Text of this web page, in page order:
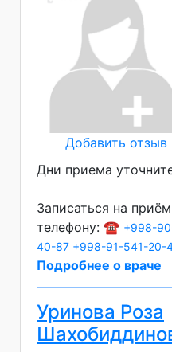
Добавить отзыв
Дни приема
Записаться на
телефону: ☎️ +998-
40-87 +998-91-541-20-
Подробнее о враче
Уринова Роза